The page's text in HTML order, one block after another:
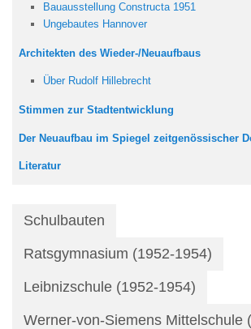
Bauausstellung Constructa 1951
Ungebautes Hannover
Architekten des Wieder-/Neuaufbaus
Über Rudolf Hillebrecht
Stimmen zur Stadtentwicklung
Der Neuaufbau im Spiegel zeitgenössischer
Literatur
Schulbauten
Ratsgymnasium (1952-1954)
Leibnizschule (1952-1954)
Werner-von-Siemens Mittelschule